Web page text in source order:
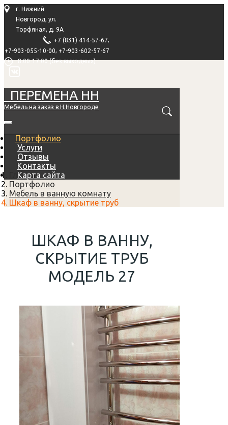
г. Нижний
Новгород, ул.
Торфяная, д. 9А
+7 (831) 414-57-67,
+7-903-055-10-00, +7-903-602-57-67
8:00-17:00 (без выходных)
ПЕРЕМЕНА НН
Мебель на заказ в Н.Новгороде
Портфолио
Услуги
Отзывы
Контакты
Карта сайта
Главная
Портфолио
Мебель в ванную комнату
Шкаф в ванну, скрытие труб
ШКАФ В ВАННУ,
СКРЫТИЕ ТРУБ
МОДЕЛЬ 27